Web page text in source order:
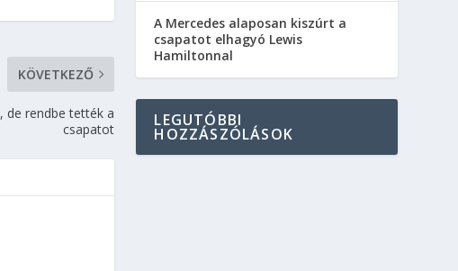
KÖVETKEZŐ
de rendbe tették a
csapatot
A Mercedes alaposan kiszúrt a
csapatot elhagyó Lewis
Hamiltonnal
LEGUTÓBBI
HOZZÁSZÓLÁSOK